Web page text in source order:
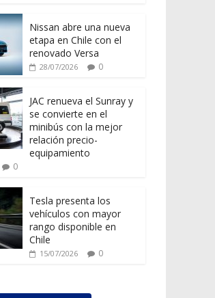
Nissan abre una nueva
etapa en Chile con el
renovado Versa
28/07/2026 0
JAC renueva el Sunray y
se convierte en el
minibús con la mejor
relación precio-
equipamiento
0
Tesla presenta los
vehículos con mayor
rango disponible en
Chile
15/07/2026 0